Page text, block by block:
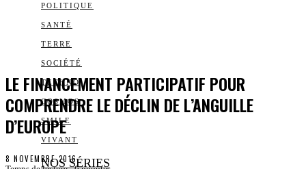
POLITIQUE
SANTÉ
TERRE
SOCIÉTÉ
TECHNO
COSMOS
SMILE
VIVANT
NOS SÉRIES
LE FINANCEMENT PARTICIPATIF POUR
COMPRENDRE LE DÉCLIN DE L’ANGUILLE
D’EUROPE
8 NOVEMBRE 2016